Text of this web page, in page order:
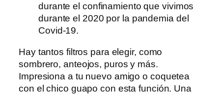
durante el confinamiento que vivimos
durante el 2020 por la pandemia del
Covid-19.
Hay tantos filtros para elegir, como
sombrero, anteojos, puros y más.
Impresiona a tu nuevo amigo o coquetea
con el chico guapo con esta función. Una